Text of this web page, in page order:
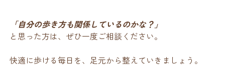
「自分の歩き方も関係しているのかな？」
と思った方は、ぜひ一度ご相談ください。
快適に歩ける毎日を、足元から整えていきましょう。